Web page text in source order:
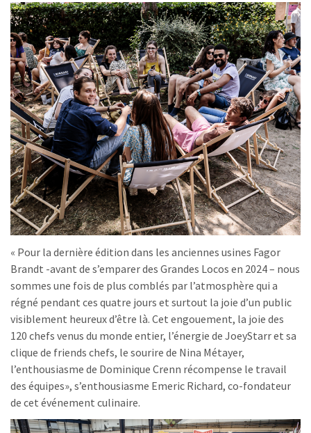
« Pour la dernière édition dans les anciennes usines Fagor
Brandt -avant de s’emparer des Grandes Locos en 2024 – nous
sommes une fois de plus comblés par l’atmosphère qui a
régné pendant ces quatre jours et surtout la joie d’un public
visiblement heureux d’être là. Cet engouement, la joie des
120 chefs venus du monde entier, l’énergie de JoeyStarr et sa
clique de friends chefs, le sourire de Nina Métayer,
l’enthousiasme de Dominique Crenn récompense le travail
des équipes», s’enthousiasme Emeric Richard, co-fondateur
de cet événement culinaire.